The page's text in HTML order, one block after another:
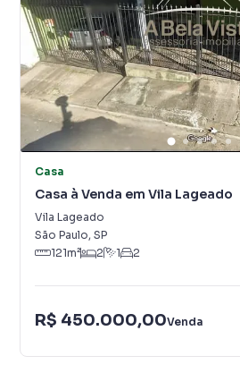
Casa
Casa à Venda em Vila Lageado
Vila Lageado
São Paulo, SP
121m² 2 1 2
R$ 450.000,00Venda